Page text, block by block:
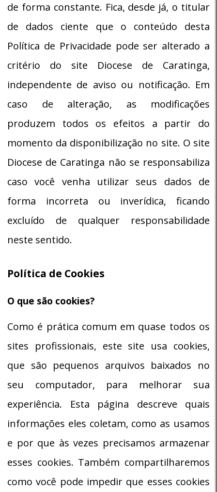
de forma constante. Fica, desde já, o titular
de dados ciente que o conteúdo desta
Política de Privacidade pode ser alterado a
critério do site Diocese de Caratinga,
independente de aviso ou notificação. Em
caso de alteração, as modificações
produzem todos os efeitos a partir do
momento da disponibilização no site. O site
Diocese de Caratinga não se responsabiliza
caso você venha utilizar seus dados de
forma incorreta ou inverídica, ficando
excluído de qualquer responsabilidade
neste sentido.
Política de Cookies
O que são cookies?
Como é prática comum em quase todos os
sites profissionais, este site usa cookies,
que são pequenos arquivos baixados no
seu computador, para melhorar sua
experiência. Esta página descreve quais
informações eles coletam, como as usamos
e por que às vezes precisamos armazenar
esses cookies. Também compartilharemos
como você pode impedir que esses cookies